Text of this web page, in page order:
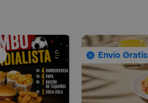
Envío Gratis